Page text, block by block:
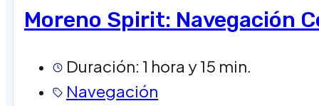
Moreno Spirit: Navegación
Duración: 1 hora y 15 min.
Navegación